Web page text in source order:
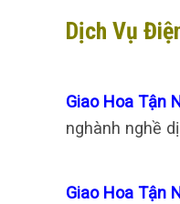
Dịch Vụ
Giao Hoa Tận
nghành nghề
Giao Hoa Tận